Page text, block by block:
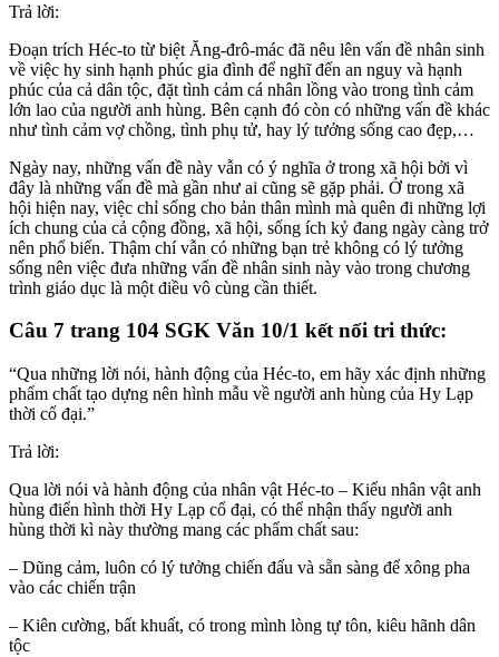
Trả lời:
Đoạn trích Héc-to từ biệt Ăng-đrô-mác đã nêu lên vấn đề nhân sinh
về việc hy sinh hạnh phúc gia đình để nghĩ đến an nguy và hạnh
phúc của cả dân tộc, đặt tình cảm cá nhân lồng vào trong tình cảm
lớn lao của người anh hùng. Bên cạnh đó còn có những vấn đề khác
như tình cảm vợ chồng, tình phụ tử, hay lý tưởng sống cao đẹp,…
Ngày nay, những vấn đề này vẫn có ý nghĩa ở trong xã hội bởi vì
đây là những vấn đề mà gần như ai cũng sẽ gặp phải. Ở trong xã
hội hiện nay, việc chỉ sống cho bản thân mình mà quên đi những lợi
ích chung của cả cộng đồng, xã hội, sống ích kỷ đang ngày càng trở
nên phổ biến. Thậm chí vẫn có những bạn trẻ không có lý tưởng
sống nên việc đưa những vấn đề nhân sinh này vào trong chương
trình giáo dục là một điều vô cùng cần thiết.
Câu 7 trang 104 SGK Văn 10/1 kết nối tri thức:
“Qua những lời nói, hành động của Héc-to, em hãy xác định những
phẩm chất tạo dựng nên hình mẫu về người anh hùng của Hy Lạp
thời cổ đại.”
Trả lời:
Qua lời nói và hành động của nhân vật Héc-to – Kiểu nhân vật anh
hùng điển hình thời Hy Lạp cổ đại, có thể nhận thấy người anh
hùng thời kì này thường mang các phẩm chất sau:
– Dũng cảm, luôn có lý tưởng chiến đấu và sẵn sàng để xông pha
vào các chiến trận
– Kiên cường, bất khuất, có trong mình lòng tự tôn, kiêu hãnh dân
tộc